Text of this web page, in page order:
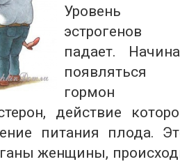
Уровень
эстрогенов
падает.
появляться
гормон
действие
питания плода.
женщины,